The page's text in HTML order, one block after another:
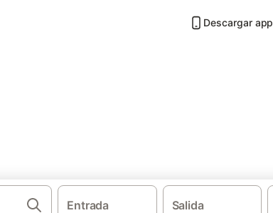
Descargar app
Entrada Salida